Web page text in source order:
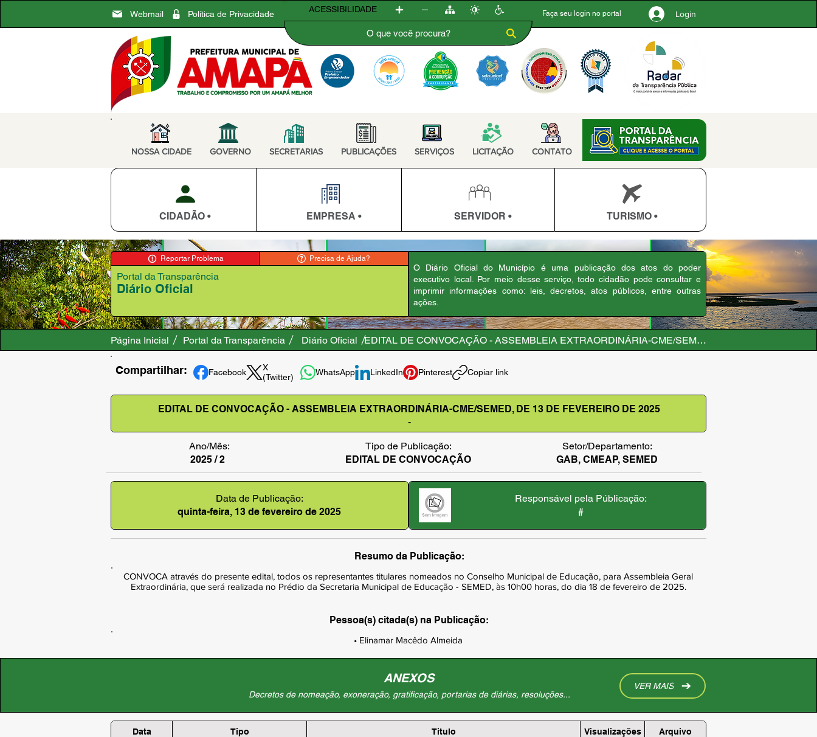
Webmail Política de Privacidade Faça seu login no portal Login
ACESSIBILIDADE
NOSSA CIDADE GOVERNO SECRETARIAS PUBLICAÇÕES SERVIÇOS LICITAÇÃO CONTATO
CIDADÃO • EMPRESA • SERVIDOR • TURISMO •
Reportar Problema Precisa de Ajuda?
Diário Oficial
Portal da Transparência
O Diário Oficial do Município é uma publicação dos atos do poder
executivo local. Por meio desse serviço, todo cidadão pode consultar e
imprimir informações como: leis, decretos, atos públicos, entre outras
ações.
Página Inicial Portal da Transparência Diário Oficial EDITAL DE CONVOCAÇÃO - ASSEMBLEIA EXTRAORDINÁRIA-CME/SEMED, DE 13 DE
Compartilhar: Facebook
X
(Twitter)
WhatsApp LinkedIn Pinterest Copiar link
EDITAL DE CONVOCAÇÃO - ASSEMBLEIA EXTRAORDINÁRIA-CME/SEMED, DE 13 DE FEVEREIRO DE 2025
-
Ano/Mês:
2025 / 2
Tipo de Publicação:
EDITAL DE CONVOCAÇÃO
Setor/Departamento:
GAB, CMEAP, SEMED
Data de Publicação:
quinta-feira, 13 de fevereiro de 2025
Responsável pela Públicação:
#
Resumo da Publicação:
CONVOCA através do presente edital, todos os representantes titulares nomeados no Conselho Municipal de Educação, para Assembleia Geral
Extraordinária, que será realizada no Prédio da Secretaria Municipal de Educação - SEMED, às 10h00 horas, do dia 18 de fevereiro de 2025.
Pessoa(s) citada(s) na Publicação:
• Elinamar Macêdo Almeida
ANEXOS
Decretos de nomeação, exoneração, gratificação, portarias de diárias, resoluções...
VER MAIS
Data Tipo Titulo Visualizações Arquivo